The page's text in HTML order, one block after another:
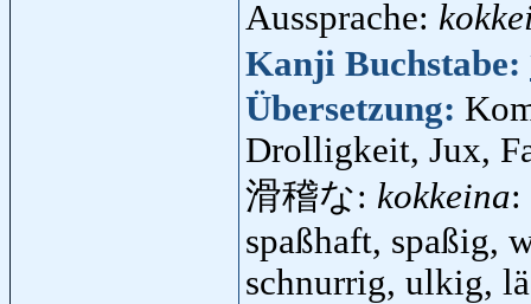
Aussprache:
Kanji Buchstabe:
Übersetzung:
Drolligkeit, Jux,
滑稽な: kokkeina:
spaßhaft, spaßig,
schnurrig, ulkig,